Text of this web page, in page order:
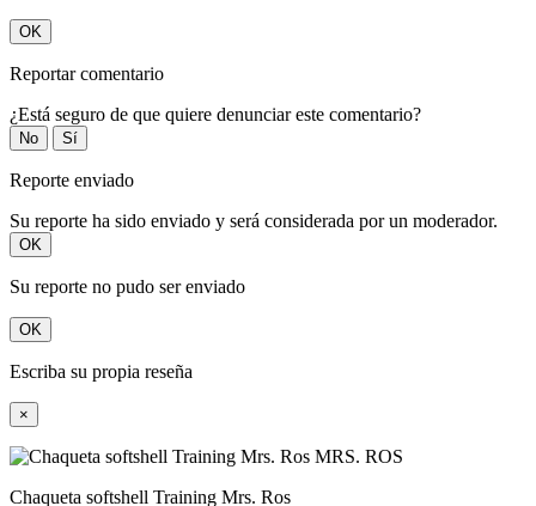
OK
Reportar comentario
¿Está seguro de que quiere denunciar este comentario?
No Sí
Reporte enviado
Su reporte ha sido enviado y será considerada por un moderador.
OK
Su reporte no pudo ser enviado
OK
Escriba su propia reseña
×
Chaqueta softshell Training Mrs. Ros